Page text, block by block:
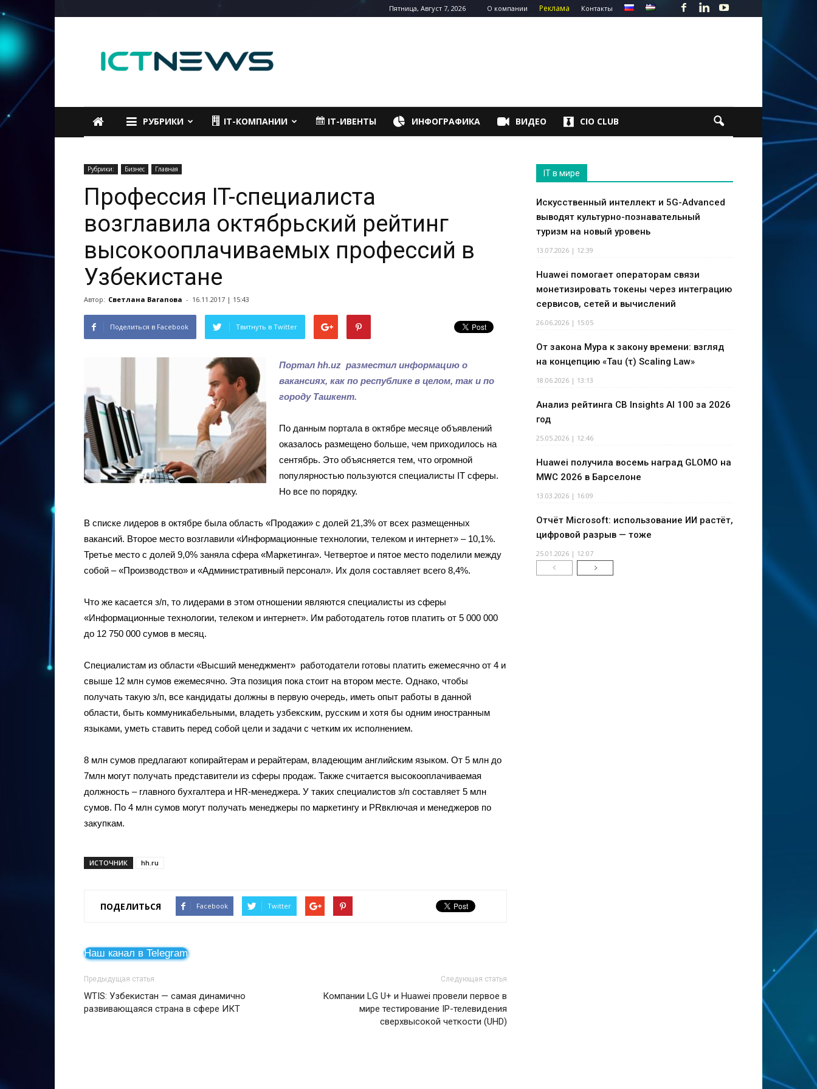
Пятница, Август 7, 2026 О компании Реклама Контакты
РУБРИКИ IT-КОМПАНИИ IT-ИВЕНТЫ ИНФОГРАФИКА ВИДЕО CIO CLUB
Рубрики: Бизнес Главная
Профессия IT-специалиста
возглавила октябрьский рейтинг
высокооплачиваемых профессий в
Узбекистане
Автор: Светлана Вагапова - 16.11.2017 | 15:43
Поделиться в Facebook Твитнуть в Twitter
Портал hh.uz разместил информацию о
вакансиях, как по республике в целом, так и по
городу Ташкент.
По данным портала в октябре месяце объявлений
оказалось размещено больше, чем приходилось на
сентябрь. Это объясняется тем, что огромной
популярностью пользуются специалисты IT сферы.
Но все по порядку.
В списке лидеров в октябре была область «Продажи» с долей 21,3% от всех размещенных
вакансий. Второе место возглавили «Информационные технологии, телеком и интернет» – 10,1%.
Третье место с долей 9,0% заняла сфера «Маркетинга». Четвертое и пятое место поделили между
собой – «Производство» и «Административный персонал». Их доля составляет всего 8,4%.
Что же касается з/п, то лидерами в этом отношении являются специалисты из сферы
«Информационные технологии, телеком и интернет». Им работодатель готов платить от 5 000 000
до 12 750 000 сумов в месяц.
Специалистам из области «Высший менеджмент» работодатели готовы платить ежемесячно от 4 и
свыше 12 млн сумов ежемесячно. Эта позиция пока стоит на втором месте. Однако, чтобы
получать такую з/п, все кандидаты должны в первую очередь, иметь опыт работы в данной
области, быть коммуникабельными, владеть узбекским, русским и хотя бы одним иностранным
языками, уметь ставить перед собой цели и задачи с четким их исполнением.
8 млн сумов предлагают копирайтерам и рерайтерам, владеющим английским языком. От 5 млн до
7млн могут получать представители из сферы продаж. Также считается высокооплачиваемая
должность – главного бухгалтера и HR-менеджера. У таких специалистов з/п составляет 5 млн
сумов. По 4 млн сумов могут получать менеджеры по маркетингу и PRвключая и менеджеров по
закупкам.
ИСТОЧНИК hh.ru
ПОДЕЛИТЬСЯ Facebook Twitter
Наш канал в Telegram
Предыдущая статья
WTIS: Узбекистан — самая динамично
развивающаяся страна в сфере ИКТ
Следующая статья
Компании LG U+ и Huawei провели первое в
мире тестирование IP-телевидения
сверхвысокой четкости (UHD)
IT в мире
Искусственный интеллект и 5G-Advanced
выводят культурно-познавательный
туризм на новый уровень
13.07.2026 | 12:39
Huawei помогает операторам связи
монетизировать токены через интеграцию
сервисов, сетей и вычислений
26.06.2026 | 15:05
От закона Мура к закону времени: взгляд
на концепцию «Tau (τ) Scaling Law»
18.06.2026 | 13:13
Анализ рейтинга CB Insights AI 100 за 2026
год
25.05.2026 | 12:46
Huawei получила восемь наград GLOMO на
MWC 2026 в Барселоне
13.03.2026 | 16:09
Отчёт Microsoft: использование ИИ растёт,
цифровой разрыв — тоже
25.01.2026 | 12:07